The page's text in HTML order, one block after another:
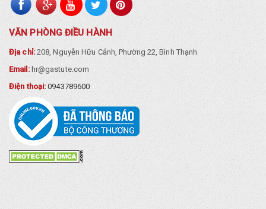
VĂN PHÒNG ĐIỀU HÀNH
Địa chỉ:208, Nguyễn Hữu Cảnh, Phường 22, Bình Thạnh
Email: hr@gastute.com
Điện thoại:0943789600